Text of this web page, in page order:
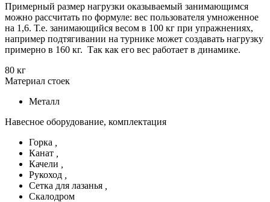
Примерный размер нагрузки оказываемый занимающимся
можно рассчитать по формуле: вес пользователя умноженное
на 1,6. Т.е. занимающийся весом в 100 кг при упражнениях,
например подтягивании на турнике может создавать нагрузку
примерно в 160 кг. Так как его вес работает в динамике.
80 кг
Материал стоек
Металл
Навесное оборудование, комплектация
Горка
Канат
Качели
Рукоход
Сетка для лазанья
Скалодром